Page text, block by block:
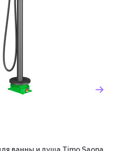
ванны и душа Timo Saona